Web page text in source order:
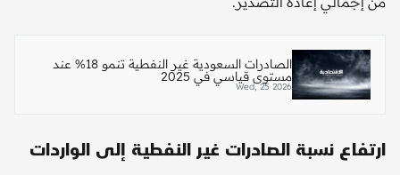
الصادرات السعودية غير النفطية تنمو 18% عند
مستوى قياسي في 2025
Wed, 25 2026
ارتفاع نسبة الصادرات غير النفطية إلى الواردات